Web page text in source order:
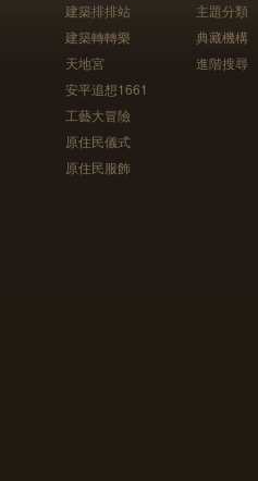
建築排排站
建築轉轉樂
天地宮
安平追想1661
工藝大冒險
原住民儀式
原住民服飾
主題分類
典藏機構
進階搜尋